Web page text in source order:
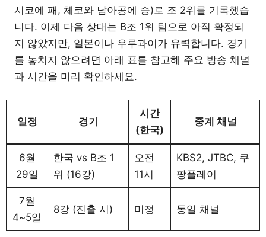
시코에 패, 체코와 남아공에 승)로 조 2위를 기록했습
니다. 이제 다음 상대는 B조 1위 팀으로 아직 확정되
지 않았지만, 일본이나 우루과이가 유력합니다. 경기
를 놓치지 않으려면 아래 표를 참고해 주요 방송 채널
과 시간을 미리 확인하세요.
일정 경기
시간
(한국)
중계 채널
6월
29일
한국 vs B조 1
위 (16강)
오전
11시
KBS2, JTBC, 쿠
팡플레이
7월
4~5일
8강 (진출 시) 미정 동일 채널